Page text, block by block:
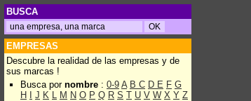
BUSCA
EMPRESAS
Descubre la realidad de las empresas y de
sus marcas !
Busca por nombre : 0-9 A B C D E F G
H
J K L M N O P Q R S T U V W X Y Z